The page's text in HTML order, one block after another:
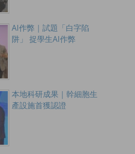
AI作弊｜試題「白字陷
阱」 捉學生AI作弊
本地科研成果｜幹細胞生
產設施首獲認證